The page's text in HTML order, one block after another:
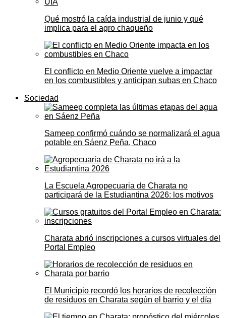
Qué mostró la caída industrial de junio y qué
implica para el agro chaqueño
El conflicto en Medio Oriente vuelve a impactar
en los combustibles y anticipan subas en Chaco
Sociedad
Sameep confirmó cuándo se normalizará el agua
potable en Sáenz Peña, Chaco
La Escuela Agropecuaria de Charata no
participará de la Estudiantina 2026: los motivos
Charata abrió inscripciones a cursos virtuales del
Portal Empleo
El Municipio recordó los horarios de recolección
de residuos en Charata según el barrio y el día